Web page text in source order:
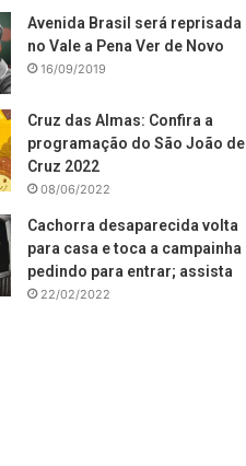
Avenida Brasil será reprisada
no Vale a Pena Ver de Novo
16/09/2019
Cruz das Almas: Confira a
programação do São João de
Cruz 2022
08/06/2022
Cachorra desaparecida volta
para casa e toca a campainha
pedindo para entrar; assista
22/02/2022